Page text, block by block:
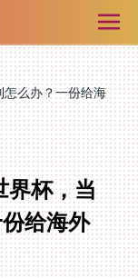
怎么办？一份给海
界杯，当
份给海外